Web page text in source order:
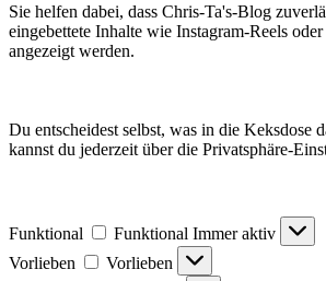
Sie helfen dabei, dass Chris-Ta's-Blog
eingebettete Inhalte wie Instagram-Reels
angezeigt werden.
Du entscheidest selbst, was in die Keksdose
kannst du jederzeit über die Privatsphäre-
Funktional Funktional Immer aktiv
Vorlieben
Vorlieben